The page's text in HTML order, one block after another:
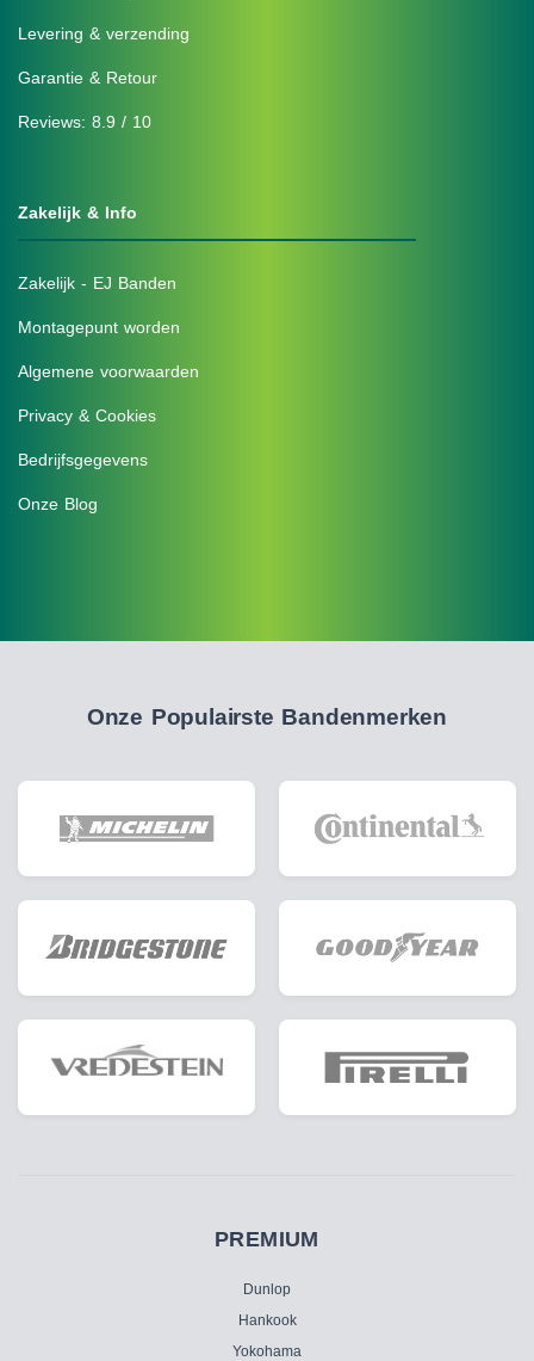
Levering & verzending
Garantie & Retour
Reviews: 8.9 / 10
Zakelijk & Info
Zakelijk - EJ Banden
Montagepunt worden
Algemene voorwaarden
Privacy & Cookies
Bedrijfsgegevens
Onze Blog
Onze Populairste Bandenmerken
PREMIUM
Dunlop
Hankook
Yokohama